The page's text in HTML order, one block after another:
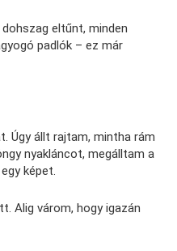
eltűnt, minden
padlók – ez már
Úgy állt rajtam, mintha rám
nyakláncot, megálltam a
képet.
Alig várom, hogy igazán